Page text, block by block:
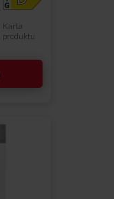
Karta
produktu